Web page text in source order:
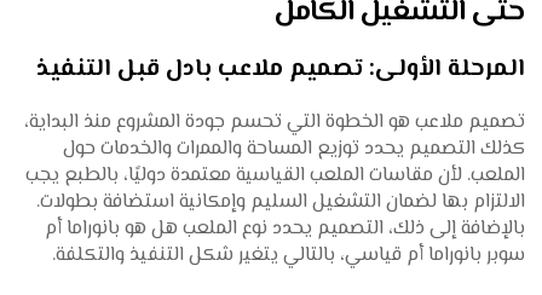
حتى التشغيل الكامل
المرحلة الأولى: تصميم ملاعب بادل قبل التنفيذ
تصميم ملاعب هو الخطوة التي تحسم جودة المشروع منذ البداية،
كذلك التصميم يحدد توزيع المساحة والممرات والخدمات حول
الملعب. لأن مقاسات الملعب القياسية معتمدة دوليًا، بالطبع يجب
الالتزام بها لضمان التشغيل السليم وإمكانية استضافة بطولات.
بالإضافة إلى ذلك، التصميم يحدد نوع الملعب هل هو بانوراما أم
سوبر بانوراما أم قياسي، بالتالي يتغير شكل التنفيذ والتكلفة.